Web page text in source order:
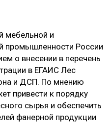
мебельной и
промышленности России
о внесении в перечень
в ЕГАИС Лес
и ДСП. По мнению
привести к порядку
сырья и обеспечить
фанерной продукции